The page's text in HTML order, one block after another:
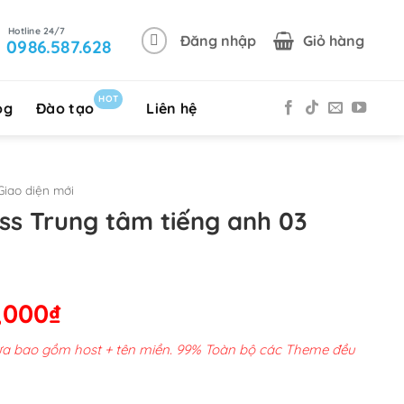
0986.587.628 Đăng nhập Giỏ hàng
Đào tạo
HOT
Liên hệ
diện mới
Trung tâm tiếng anh 03
₫Giá
hiện
tại
bao gồm host + tên miền. 99% Toàn bộ các Theme đều